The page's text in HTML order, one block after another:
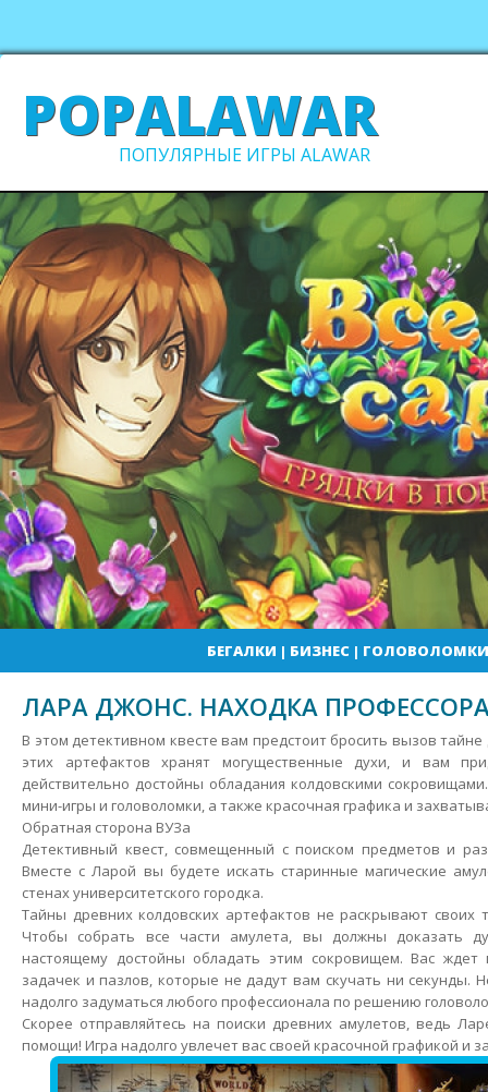
POPALAWAR
ПОПУЛЯРНЫЕ ИГРЫ ALAWAR
БЕГАЛКИ | БИЗНЕС| ГОЛОВОЛОМКИ
ЛАРА ДЖОНС. НАХОДКА
В этом детективном квесте вам предстоит бросить вызов
этих артефактов хранят могущественные духи, и вам
действительно достойны обладания колдовскими
мини-игры и головоломки, а также красочная графика и
Обратная сторона ВУЗа
Детективный квест, совмещенный с поиском предметов и
Вместе с Ларой вы будете искать старинные магические
стенах университетского городка.
Тайны древних колдовских артефактов не раскрывают своих
Чтобы собрать все части амулета, вы должны доказать
настоящему достойны обладать этим сокровищем. Вас ждет
задачек и пазлов, которые не дадут вам скучать ни секунды.
надолго задуматься любого профессионала по решению
Скорее отправляйтесь на поиски древних амулетов, ведь
помощи! Игра надолго увлечет вас своей красочной графикой